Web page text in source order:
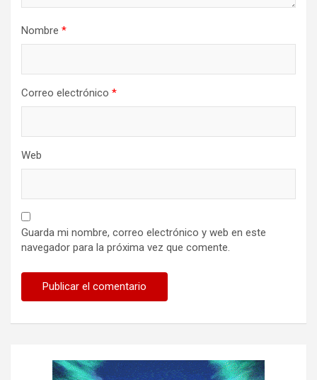
Nombre *
Correo electrónico *
Web
Guarda mi nombre, correo electrónico y web en este
navegador para la próxima vez que comente.